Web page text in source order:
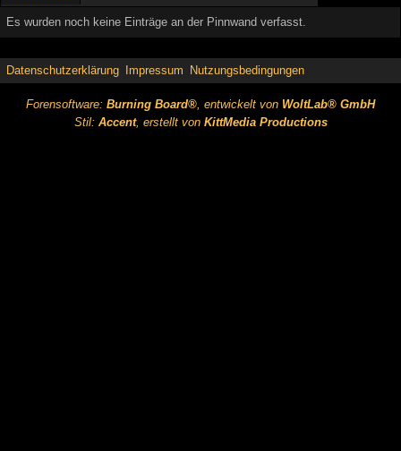
Es wurden noch keine Einträge an der Pinnwand verfasst.
Datenschutzerklärung Impressum Nutzungsbedingungen
Forensoftware: Burning Board®, entwickelt von WoltLab® GmbH
Stil: Accent, erstellt von KittMedia Productions